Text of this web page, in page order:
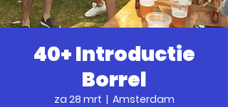
40+ Introductie
Borrel
za 28 mrt
  |
Amsterdam